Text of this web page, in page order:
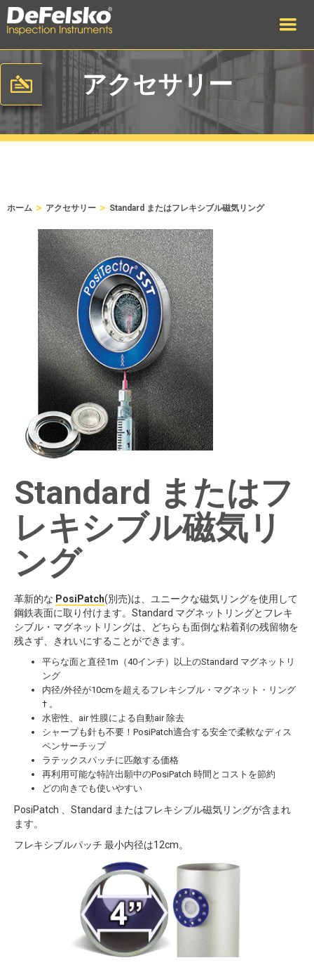
アクセサリー
ホーム > アクセサリー > Standard またはフレキシブル磁気リング
Standard またはフ
レキシブル磁気リ
ング
革新的な PosiPatch(別売)は、ユニークな磁気リングを使用して
鋼鉄表面に取り付けます。Standard マグネットリングとフレキ
シブル・マグネットリングは、どちらも面倒な粘着剤の残留物を
残さず、きれいにすることができます。
平らな面と直径1m（40インチ）以上のStandard マグネットリ
ング
内径/外径が10cmを超えるフレキシブル・マグネット・リング
† 。
水密性、air 性膜による自動air 除去
シャープも針も不要！PosiPatch適合する安全で柔軟なディス
ペンサーチップ
ラテックスパッチに匹敵する価格
再利用可能な特許出願中のPosiPatch 時間とコストを節約
どの向きでも使いやすい
PosiPatch 、Standard またはフレキシブル磁気リングが含まれ
ます。
フレキシブルパッチ 最小内径は12cm。